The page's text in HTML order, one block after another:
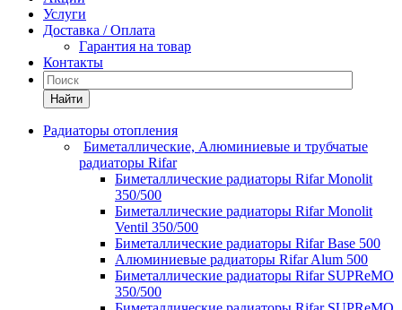
Услуги
Доставка / Оплата
Гарантия на товар
Контакты
Найти
Радиаторы отопления
Биметаллические, Алюминиевые и трубчатые
радиаторы Rifar
Биметаллические радиаторы Rifar Monolit
350/500
Биметаллические радиаторы Rifar Monolit
Ventil 350/500
Биметаллические радиаторы Rifar Base 500
Алюминиевые радиаторы Rifar Alum 500
Биметаллические радиаторы Rifar SUPReMO
350/500